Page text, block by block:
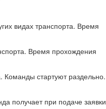
видах транспорта. Время
Время прохождения
Команды стартуют раздельно.
получает при подаче заявки